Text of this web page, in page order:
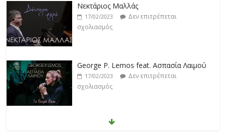
Νεκτάριος Μαλλάς
17/02/2023
Δεν επιτρέπεται
σχολιασμός
George P. Lemos feat. Ασπασία Λαιμού
17/02/2023
Δεν επιτρέπεται
σχολιασμός
Μάριος Δαρβίρας